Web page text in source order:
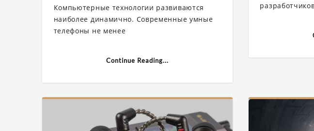
процессора
смартфонов
Компьютерные технологии развиваются
наиболее динамично. Современные умные
телефоны не менее
Continue Reading...